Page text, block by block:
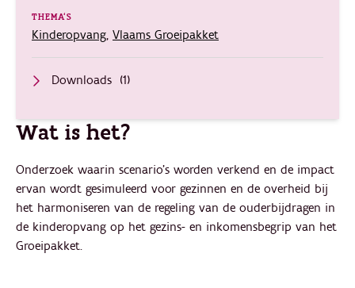
Wat is het?
Onderzoek waarin scenario’s worden verkend en de impact
ervan wordt gesimuleerd voor gezinnen en de overheid bij
het harmoniseren van de regeling van de ouderbijdragen in
de kinderopvang op het gezins- en inkomensbegrip van het
Groeipakket.
THEMA'S
Kinderopvang, Vlaams Groeipakket
Downloads (1)